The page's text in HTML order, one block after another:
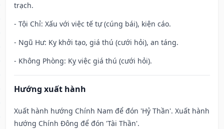
trạch.
- Tội Chỉ: Xấu với việc tế tự (cúng bái), kiện cáo.
- Ngũ Hư: Kỵ khởi tạo, giá thú (cưới hỏi), an táng.
- Không Phòng: Kỵ việc giá thú (cưới hỏi).
Hướng xuất hành
Xuất hành hướng Chính Nam để đón 'Hỷ Thần'. Xuất hành
hướng Chính Đông để đón 'Tài Thần'.